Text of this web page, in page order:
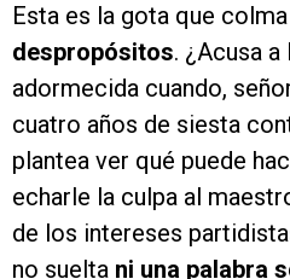
Esta es la gota que
despropósitos. ¿Acusa
adormecida cuando,
cuatro años de siesta
plantea ver qué puede
echarle la culpa al
de los intereses
no suelta ni una palabra